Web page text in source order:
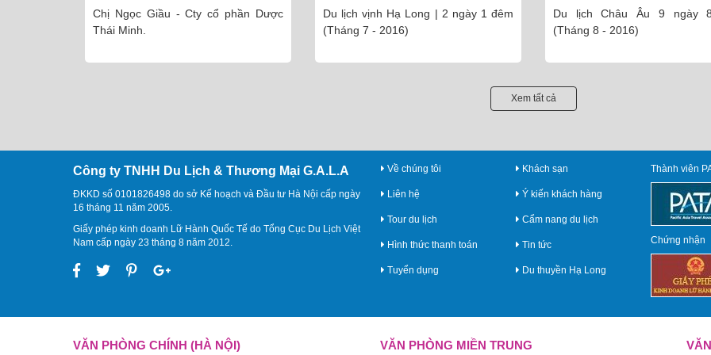
DIỆN MRS. OANH
Du lịch vịnh Hạ Long | 2 ngày 1 đêm
(Tháng 7 - 2016)
Du lịch Châu Âu 9 ngày 8 đêm
(Tháng 8 - 2016)
PHẨM THÁI MINH
Du lịch đảo Cô Tô 3 ngày 2
110 khách (Tháng 5 - 2016)
Xem tất cả
Công ty TNHH Du Lịch & Thương Mại G.A.L.A
ĐKKD số 0101826498 do sở Kế hoạch và Đầu tư Hà Nội cấp ngày
16 tháng 11 năm 2005.
Giấy phép kinh doanh Lữ Hành Quốc Tế do Tổng Cục Du Lịch Việt
Nam cấp ngày 23 tháng 8 năm 2012.
Về chúng tôi
Liên hệ
Tour du lịch
Hình thức thanh toán
Tuyển dụng
Khách sạn
Ý kiến khách hàng
Cẩm nang du lịch
Tin tức
Du thuyền Hạ Long
Thành viên
Chứng nhận
VĂN PHÒNG CHÍNH (HÀ NỘI) VĂN PHÒNG MIỀN TRUNG